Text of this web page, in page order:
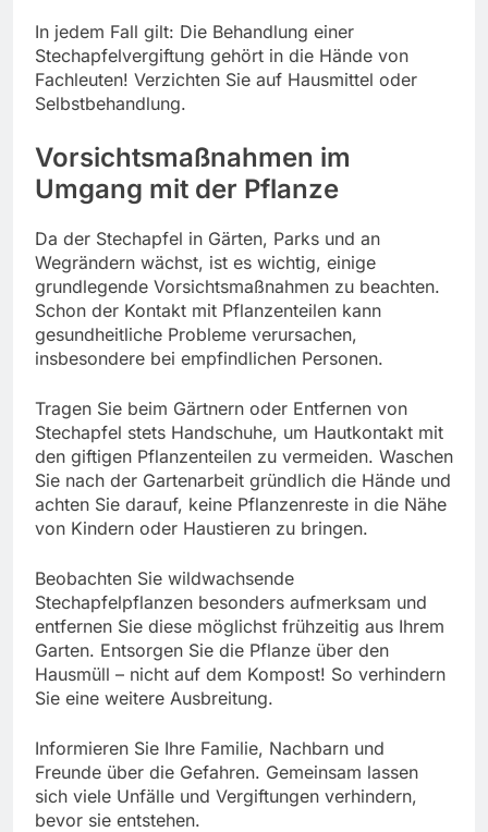
In jedem Fall gilt: Die Behandlung einer
Stechapfelvergiftung gehört in die Hände von
Fachleuten! Verzichten Sie auf Hausmittel oder
Selbstbehandlung.
Vorsichtsmaßnahmen im
Umgang mit der Pflanze
Da der Stechapfel in Gärten, Parks und an
Wegrändern wächst, ist es wichtig, einige
grundlegende Vorsichtsmaßnahmen zu beachten.
Schon der Kontakt mit Pflanzenteilen kann
gesundheitliche Probleme verursachen,
insbesondere bei empfindlichen Personen.
Tragen Sie beim Gärtnern oder Entfernen von
Stechapfel stets Handschuhe, um Hautkontakt mit
den giftigen Pflanzenteilen zu vermeiden. Waschen
Sie nach der Gartenarbeit gründlich die Hände und
achten Sie darauf, keine Pflanzenreste in die Nähe
von Kindern oder Haustieren zu bringen.
Beobachten Sie wildwachsende
Stechapfelpflanzen besonders aufmerksam und
entfernen Sie diese möglichst frühzeitig aus Ihrem
Garten. Entsorgen Sie die Pflanze über den
Hausmüll – nicht auf dem Kompost! So verhindern
Sie eine weitere Ausbreitung.
Informieren Sie Ihre Familie, Nachbarn und
Freunde über die Gefahren. Gemeinsam lassen
sich viele Unfälle und Vergiftungen verhindern,
bevor sie entstehen.